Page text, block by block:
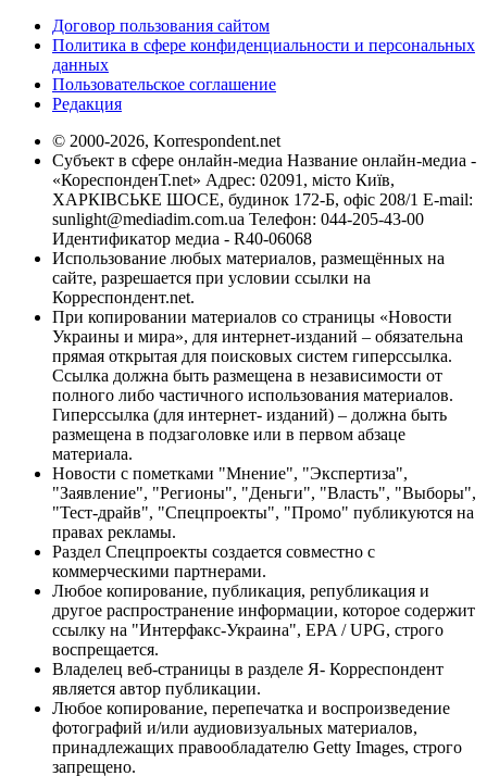
Договор пользования сайтом
Политика в сфере конфиденциальности и персональных
данных
Пользовательское соглашение
Редакция
© 2000-2026, Korrespondent.net
Субъект в сфере онлайн-медиа Название онлайн-медиа -
«КореспонденТ.net» Адрес: 02091, місто Київ,
ХАРКІВСЬКЕ ШОСЕ, будинок 172-Б, офіс 208/1 E-mail:
sunlight@mediadim.com.ua Телефон: 044-205-43-00
Идентификатор медиа - R40-06068
Использование любых материалов, размещённых на
сайте, разрешается при условии ссылки на
Корреспондент.net.
При копировании материалов со страницы «Новости
Украины и мира», для интернет-изданий – обязательна
прямая открытая для поисковых систем гиперссылка.
Ссылка должна быть размещена в независимости от
полного либо частичного использования материалов.
Гиперссылка (для интернет- изданий) – должна быть
размещена в подзаголовке или в первом абзаце
материала.
Новости с пометками "Мнение", "Экспертиза",
"Заявление", "Регионы", "Деньги", "Власть", "Выборы",
"Тест-драйв", "Спецпроекты", "Промо" публикуются на
правах рекламы.
Раздел Спецпроекты создается совместно с
коммерческими партнерами.
Любое копирование, публикация, републикация и
другое распространение информации, которое содержит
ссылку на "Интерфакс-Украина", EPA / UPG, строго
воспрещается.
Владелец веб-страницы в разделе Я- Корреспондент
является автор публикации.
Любое копирование, перепечатка и воспроизведение
фотографий и/или аудиовизуальных материалов,
принадлежащих правообладателю Getty Images, строго
запрещено.